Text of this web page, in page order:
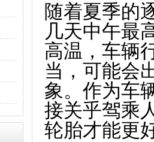
随着夏季的
几天中午最
高温，车辆
当，可能会
象。作为车
接关乎驾乘
轮胎才能更